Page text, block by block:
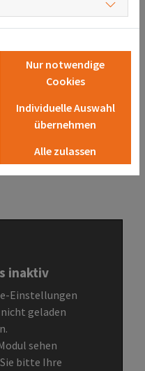
zur
und stimme der
zu. *
inaktiv
Einstellungen
geladen
sehen
bitte Ihre
Nur notwendige
Cookies
Individuelle Auswahl
übernehmen
Alle zulassen